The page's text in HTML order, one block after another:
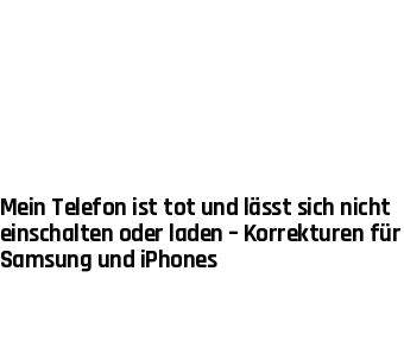
Mein Telefon ist tot und lässt sich nicht
einschalten oder laden – Korrekturen für
Samsung und iPhones